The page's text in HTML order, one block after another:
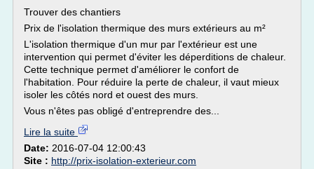
Trouver des chantiers
Prix de l'isolation thermique des murs extérieurs au m²
L'isolation thermique d'un mur par l'extérieur est une
intervention qui permet d'éviter les déperditions de chaleur.
Cette technique permet d'améliorer le confort de
l'habitation. Pour réduire la perte de chaleur, il vaut mieux
isoler les côtés nord et ouest des murs.
Vous n'êtes pas obligé d'entreprendre des...
Lire la suite
Date: 2016-07-04 12:00:43
Site : http://prix-isolation-exterieur.com